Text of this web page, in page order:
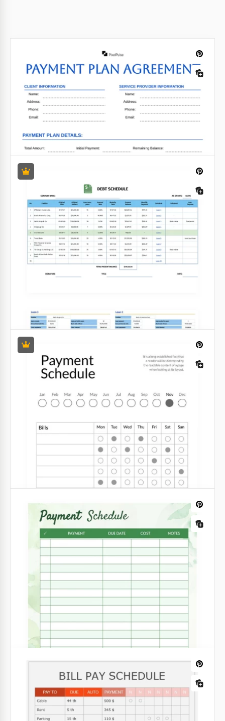
Programme de remboursement des
dettes pour jusqu'à 10 prêts
Si vous souhaitez suivre vos dettes et toujours
rembourser votre argent à temps, notre modèle de
Google Sheets
Plan de paiement classique
mensuels et les factures d'utilité? Il est temps de
créer un calendrier de paiement pratique pour tout
le mois à l'avance.